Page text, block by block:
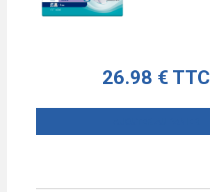
26.98 € TTC